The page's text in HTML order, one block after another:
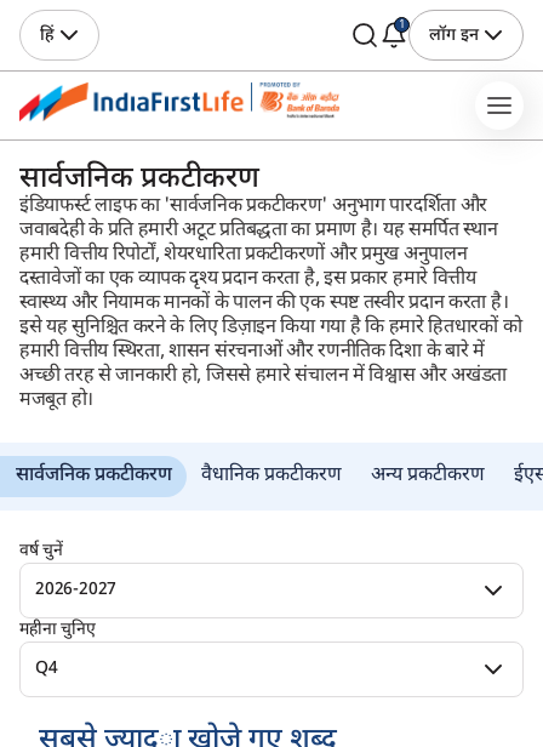
हिं 1 लॉग इन
सार्वजनिक प्रकटीकरण
इंडियाफर्स्ट लाइफ का 'सार्वजनिक प्रकटीकरण' अनुभाग पारदर्शिता और
जवाबदेही के प्रति हमारी अटूट प्रतिबद्धता का प्रमाण है। यह समर्पित स्थान
हमारी वित्तीय रिपोर्टों, शेयरधारिता प्रकटीकरणों और प्रमुख अनुपालन
दस्तावेजों का एक व्यापक दृश्य प्रदान करता है, इस प्रकार हमारे वित्तीय
स्वास्थ्य और नियामक मानकों के पालन की एक स्पष्ट तस्वीर प्रदान करता है।
इसे यह सुनिश्चित करने के लिए डिज़ाइन किया गया है कि हमारे हितधारकों को
हमारी वित्तीय स्थिरता, शासन संरचनाओं और रणनीतिक दिशा के बारे में
अच्छी तरह से जानकारी हो, जिससे हमारे संचालन में विश्वास और अखंडता
मजबूत हो।
सार्वजनिक प्रकटीकरण वैधानिक प्रकटीकरण अन्य प्रकटीकरण
वर्ष चुनें
2026-2027
महीना चुनिए
Q4